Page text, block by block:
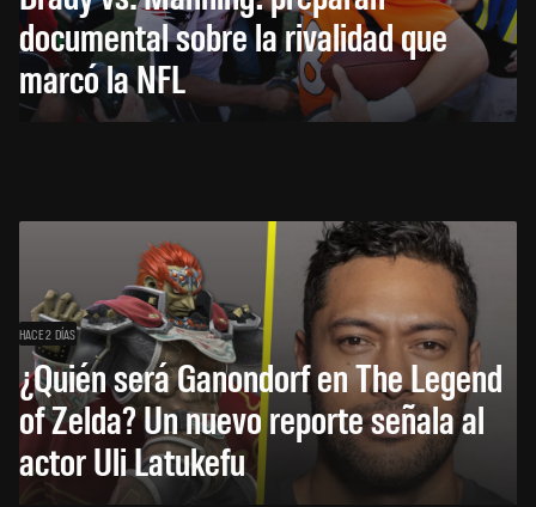
documental sobre la rivalidad que
marcó la NFL
HACE 2 DÍAS
¿Quién será Ganondorf en The Legend
of Zelda? Un nuevo reporte señala al
actor Uli Latukefu